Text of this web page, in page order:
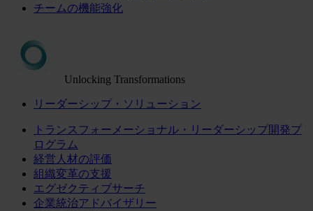
チームの機能強化
Unlocking Transformations
リーダーシップ・ソリューション
トランスフォーメーショナル・リーダーシップ開発プ
ログラム
経営人材の評価
組織変革の支援
エグゼクティブサーチ
企業統治アドバイザリー